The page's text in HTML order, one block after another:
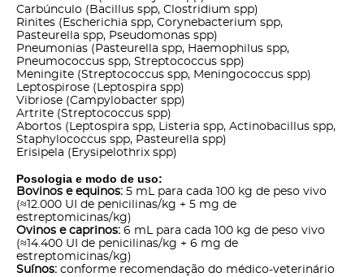
Carbúnculo (Bacillus spp, Clostridium spp)
Rinites (Escherichia spp, Corynebacterium spp,
Pasteurella spp, Pseudomonas spp)
Pneumonias (Pasteurella spp, Haemophilus spp,
Pneumococcus spp, Streptococcus spp)
Meningite (Streptococcus spp, Meningococcus spp)
Leptospirose (Leptospira spp)
Vibriose (Campylobacter spp)
Artrite (Streptococcus spp)
Abortos (Leptospira spp, Listeria spp, Actinobacillus spp,
Staphylococcus spp, Pasteurella spp)
Erisipela (Erysipelothrix spp)
Posologia e modo de uso:
Bovinos e equinos: 5 mL para cada 100 kg de peso vivo
(≈12.000 UI de penicilinas/kg + 5 mg de
estreptomicinas/kg)
Ovinos e caprinos: 6 mL para cada 100 kg de peso vivo
(≈14.400 UI de penicilinas/kg + 6 mg de
estreptomicinas/kg)
Suínos: conforme recomendação do médico-veterinário